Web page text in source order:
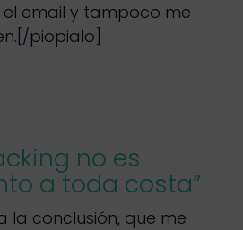
email y tampoco me
piopialo]
no es
a toda costa”
la conclusión, que me